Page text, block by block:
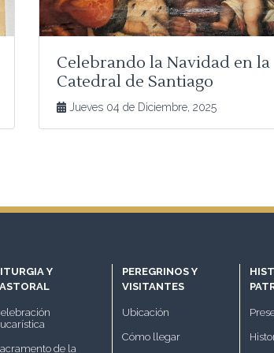
Celebrando la Navidad en la
Catedral de Santiago
Jueves 04 de Diciembre, 2025
Y
de la
PEREGRINOS Y
VISITANTES
Ubicación
Cómo llegar